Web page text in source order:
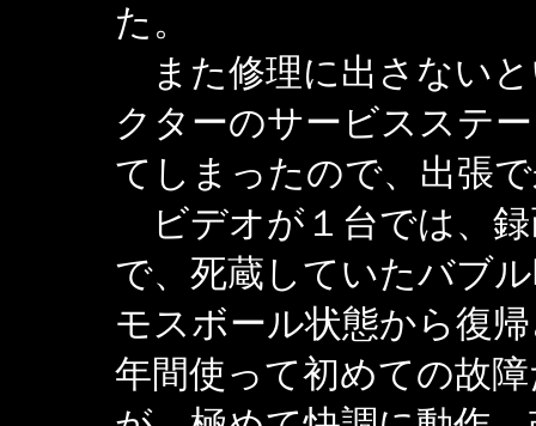
た。
また修理に出さない
クターのサービスステ
てしまったので、出張
ビデオが１台では、録
で、死蔵していたバブ
モスボール状態から復
年間使って初めての故